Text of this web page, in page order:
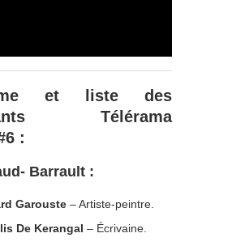
et liste des
Télérama
:
Barrault :
Garouste – Artiste-peintre.
De Kerangal – Écrivaine.